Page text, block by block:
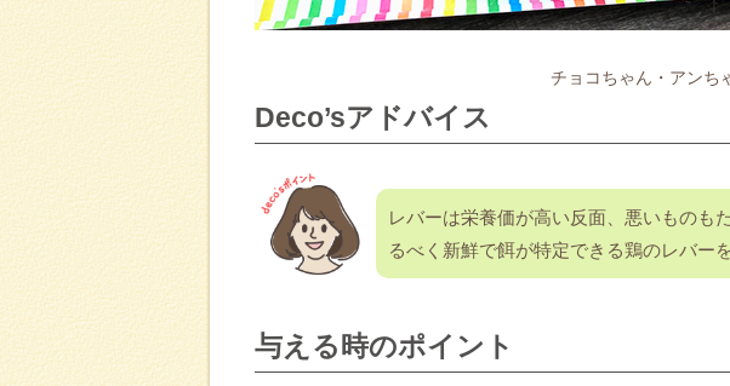
チョコちゃん・アンち
Deco’sアドバイス
レバーは栄養価が高い反面、悪いものも
るべく新鮮で餌が特定できる鶏のレバー
与える時のポイント